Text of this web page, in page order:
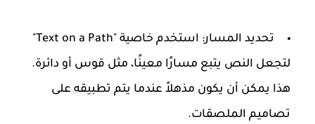
تحديد المسار
: استخدم خاصية "Text on a Path"
لتجعل النص يتبع مسارًا معينًا، مثل قوس أو دائرة.
هذا يمكن أن يكون مذهلاً عندما يتم تطبيقه على
تصاميم الملصقات.